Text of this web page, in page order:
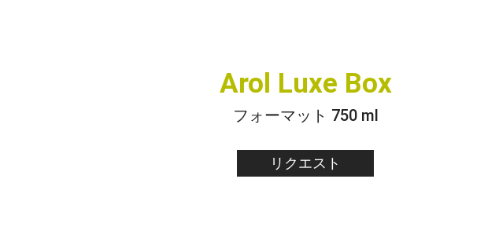
Arol Luxe Box
フォーマット 750 ml
リクエスト